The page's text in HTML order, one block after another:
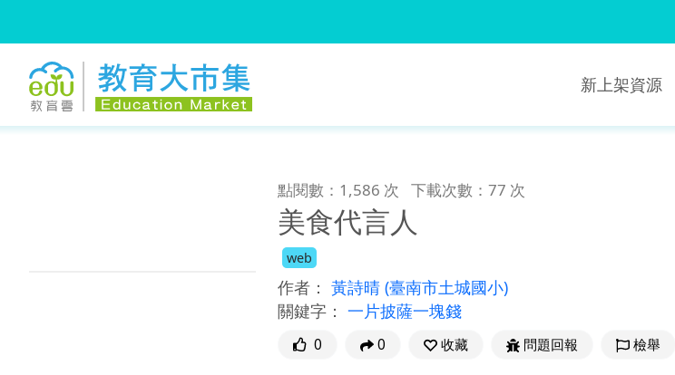
新上架資源
點閱數：1,586 次 下載次數：77 次
美食代言人
web
作者： 黃詩晴 (臺南市土城國小)
關鍵字： 一片披薩一塊錢
0 0 收藏 問題回報 檢舉